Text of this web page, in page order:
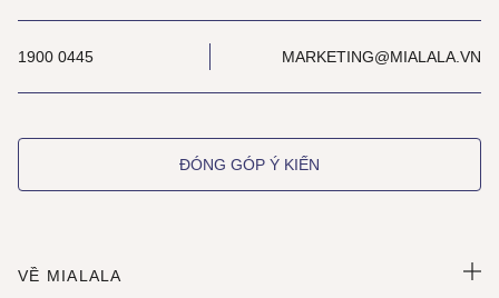
1900 0445 MARKETING@MIALALA.VN
ĐÓNG GÓP Ý KIẾN
VỀ MIALALA